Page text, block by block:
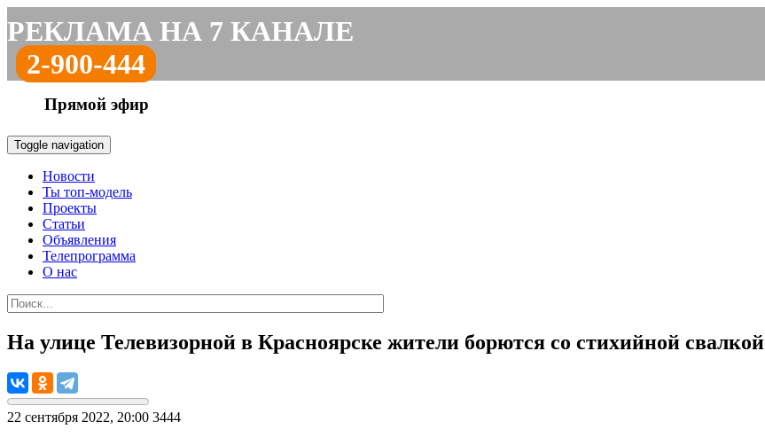
РЕКЛАМА НА 7 КАНАЛЕ
2-900-444
Прямой эфир
Toggle navigation
Новости
Ты топ-модель
Проекты
Статьи
Объявления
Телепрограмма
О нас
На улице Телевизорной в Красноярске жители борются со стихийной свалкой
22 сентября 2022, 20:00 3444